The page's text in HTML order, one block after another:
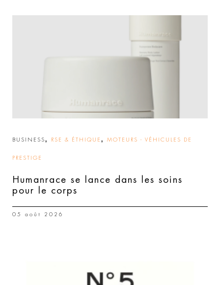
BUSINESS, RSE & ÉTHIQUE , MOTEURS - VÉHICULES DE
PRESTIGE
Humanrace se lance dans les soins
pour le corps
05 août 2026